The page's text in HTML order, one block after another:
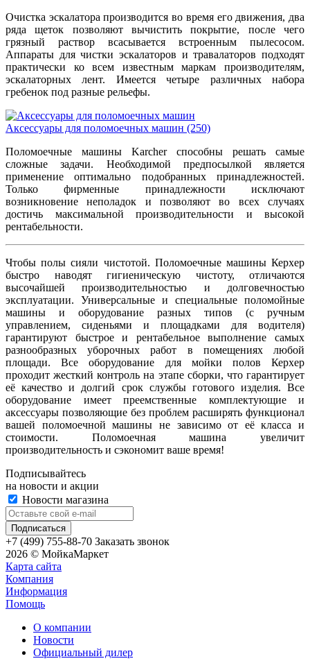
Очистка эскалатора производится во время его движения, два
ряда щеток позволяют вычистить покрытие, после чего
грязный раствор всасывается встроенным пылесосом.
Аппараты для чистки эскалаторов и травалаторов подходят
практически ко всем известным маркам производителям,
эскалаторных лент. Имеется четыре различных набора
гребенок под разные рельефы.
Аксессуары для поломоечных машин (250)
Поломоечные машины Karcher способны решать самые
сложные задачи. Необходимой предпосылкой является
применение оптимально подобранных принадлежностей.
Только фирменные принадлежности исключают
возникновение неполадок и позволяют во всех случаях
достичь максимальной производительности и высокой
рентабельности.
Чтобы полы сияли чистотой. Поломоечные машины Керхер
быстро наводят гигиеническую чистоту, отличаются
высочайшей производительностью и долговечностью
эксплуатации. Универсальные и специальные поломойные
машины и оборудование разных типов (с ручным
управлением, сиденьями и площадками для водителя)
гарантируют быстрое и рентабельное выполнение самых
разнообразных уборочных работ в помещениях любой
площади. Все оборудование для мойки полов Керхер
проходит жесткий контроль на этапе сборки, что гарантирует
её качество и долгий срок службы готового изделия. Все
оборудование имеет преемственные комплектующие и
аксессуары позволяющие без проблем расширять функционал
вашей поломоечной машины не зависимо от её класса и
стоимости. Поломоечная машина увеличит
производительность и сэкономит ваше время!
Подписывайтесь
на новости и акции
Новости магазина
+7 (499) 755-88-70 Заказать звонок
2026 © МойкаМаркет
Карта сайта
Компания
Информация
Помощь
О компании
Новости
Официальный дилер